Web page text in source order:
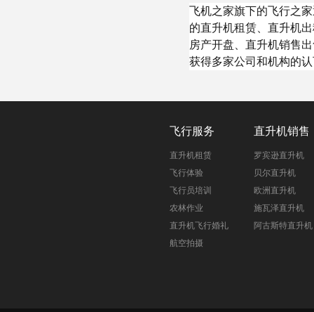
飞机之家旗下的飞行之
的直升机租赁、直升机
房产开盘、直升机销售
获得多家公司和机构的
飞行服务
直升机租赁
飞行体验
飞行员培训
农林作业
直升机飞行婚礼
航空拍摄
直升机销售
罗宾逊直升机
贝尔直升机
欧洲直升机
施瓦泽直升机
阿古斯特直升机